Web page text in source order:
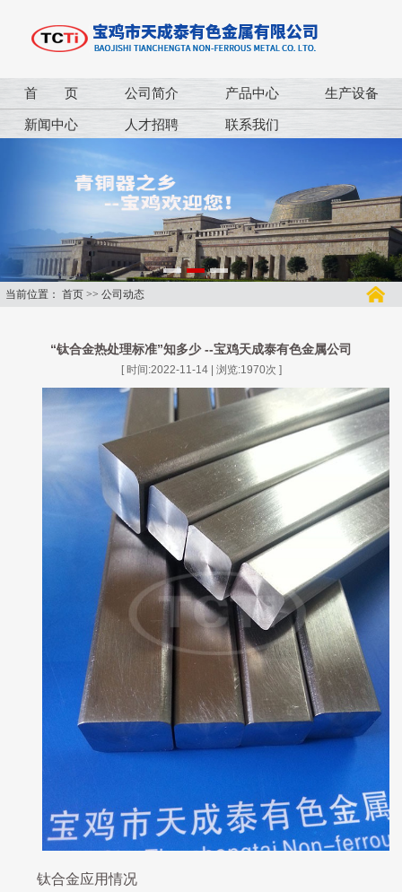
首 页 公司简介 产品中心 生产设备
新闻中心 人才招聘 联系我们
当前位置： 首页 >> 公司动态
“钛合金热处理标准”知多少 --宝鸡天成泰有色金属公司
[ 时间:2022-11-14 | 浏览:1970次 ]
钛合金应用情况